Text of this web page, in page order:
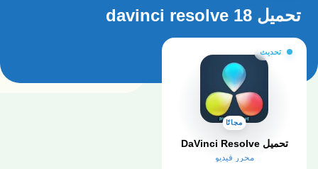
تحميل davinci resolve 18
تحديث
مجانًا
تحميل DaVinci Resolve
محرر فيديو